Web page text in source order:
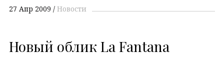
27 Апр 2009 Новости
Новый облик La Fantana